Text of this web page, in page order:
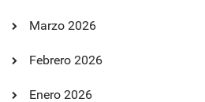
Marzo 2026
Febrero 2026
Enero 2026